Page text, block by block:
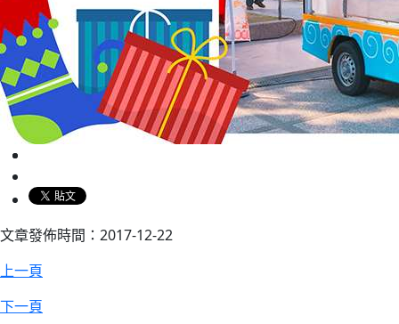
文章發佈時間：2017-12-22
上一頁
下一頁